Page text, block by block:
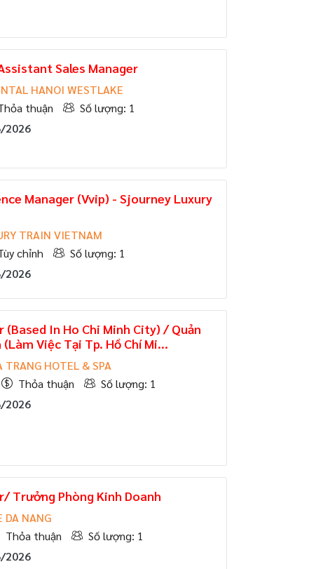
Sales Manager
HANOI WESTLAKE
thuận
Số lượng: 1
2026
Manager (Vvip) - Sjourney Luxury
TRAIN VIETNAM
chỉnh
Số lượng: 1
2026
(Based In Ho Chi Minh City) / Quản
(Làm Việc Tại Tp. Hồ Chí Mi...
TRANG HOTEL & SPA
Thỏa thuận
Số lượng: 1
2026
Trưởng Phòng Kinh Doanh
DA NANG
Thỏa thuận
Số lượng: 1
2026